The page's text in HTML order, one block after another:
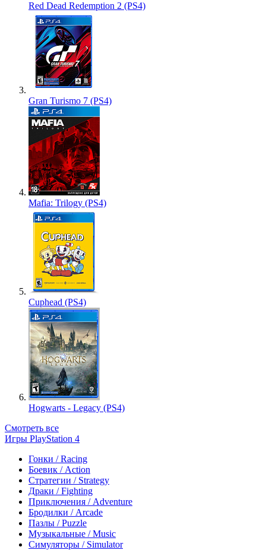
Red Dead Redemption 2 (PS4)
Gran Turismo 7 (PS4)
Mafia: Trilogy (PS4)
Cuphead (PS4)
Hogwarts - Legacy (PS4)
Смотреть все
Игры PlayStation 4
Гонки / Racing
Боевик / Action
Стратегии / Strategy
Драки / Fighting
Приключения / Adventure
Бродилки / Arcade
Пазлы / Puzzle
Музыкальные / Music
Симуляторы / Simulator